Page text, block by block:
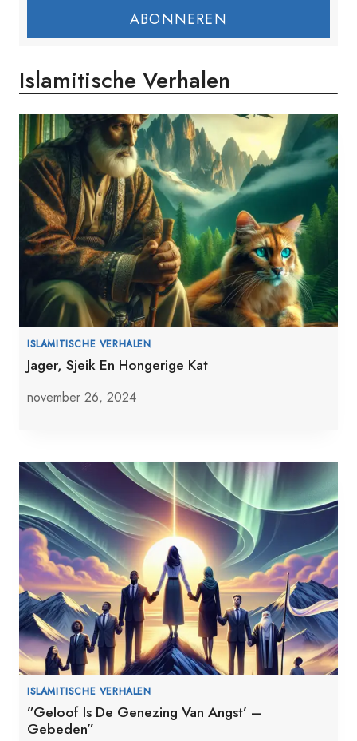
ABONNEREN
Islamitische Verhalen
ISLAMITISCHE VERHALEN
Jager, Sjeik En Hongerige Kat
november 26, 2024
ISLAMITISCHE VERHALEN
”Geloof Is De Genezing Van Angst’ –
Gebeden”